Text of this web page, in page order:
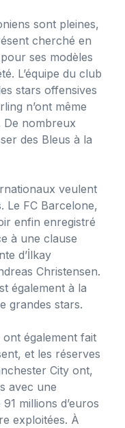
sont pleines,
cherché en
ses modèles
L’équipe du club
stars offensives
n’ont même
De nombreux
des Bleus à la
veulent
Le FC Barcelone,
enfin enregistré
à une clause
d’İlkay
Christensen.
également à la
grandes stars.
ont également fait
et les réserves
City ont,
avec une
millions d’euros
exploitées. À